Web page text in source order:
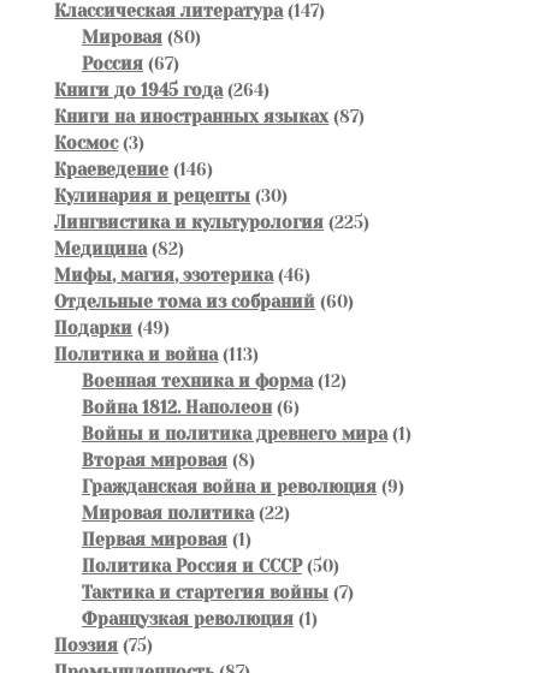
товаров
Классическая литература 147147
Мировая 8080
Россия 6767
товаров
Книги до 1945 года 264264
товара
Книги на иностранных языках 8787
Космос 33
товара
Краеведение 146146
товаров
Кулинария и рецепты 3030
товаров
Лингвистика и культурология 225225
Медицина 8282
товара
Мифы, магия, эзотерика 4646
товаров
Отдельные тома из собраний 6060
Подарки 4949
товаров
Политика и война 113113
товаров
Военная техника и форма 1212
Война 1812. Наполеон 66
товаров
Войны и политика древнего мира 11
Вторая мировая 88
товаров
Гражданская война и революция 99
Мировая политика 2222
Первая мировая 11
товар
Политика Россия и СССР 5050
товаров
Тактика и стартегия войны 77
Французкая революция 11
Поэзия 7575